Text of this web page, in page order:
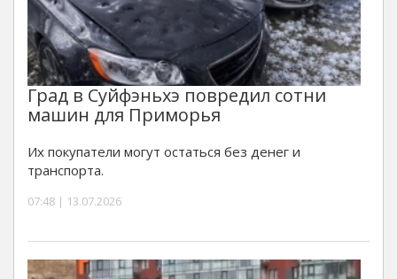
Град в Суйфэньхэ повредил сотни
машин для Приморья
Их покупатели могут остаться без денег и
транспорта.
07:48 | 13.07.2026